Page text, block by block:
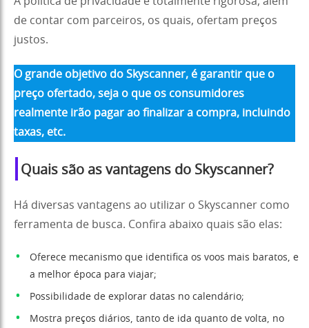
de contar com parceiros, os quais, ofertam preços
justos.
O grande objetivo do Skyscanner, é garantir que o
preço ofertado, seja o que os consumidores
realmente irão pagar ao finalizar a compra, incluindo
taxas, etc.
Quais são as vantagens do Skyscanner?
Há diversas vantagens ao utilizar o Skyscanner como
ferramenta de busca. Confira abaixo quais são elas:
Oferece mecanismo que identifica os voos mais baratos, e
a melhor época para viajar;
Possibilidade de explorar datas no calendário;
Mostra preços diários, tanto de ida quanto de volta, no